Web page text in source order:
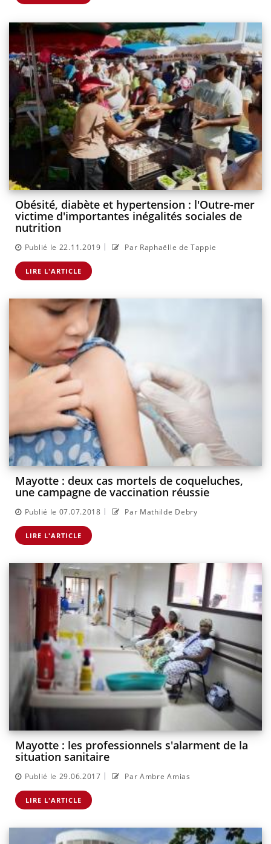
Obésité, diabète et hypertension : l'Outre-mer
victime d'importantes inégalités sociales de
nutrition
Publié le 22.11.2019 | Par Raphaëlle de Tappie
LIRE L'ARTICLE
Mayotte : deux cas mortels de coqueluches,
une campagne de vaccination réussie
Publié le 07.07.2018 | Par Mathilde Debry
LIRE L'ARTICLE
Mayotte : les professionnels s'alarment de la
situation sanitaire
Publié le 29.06.2017 | Par Ambre Amias
LIRE L'ARTICLE